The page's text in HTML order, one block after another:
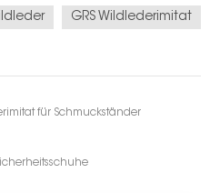
GRS Wildlederimitat
für Schmuckständer